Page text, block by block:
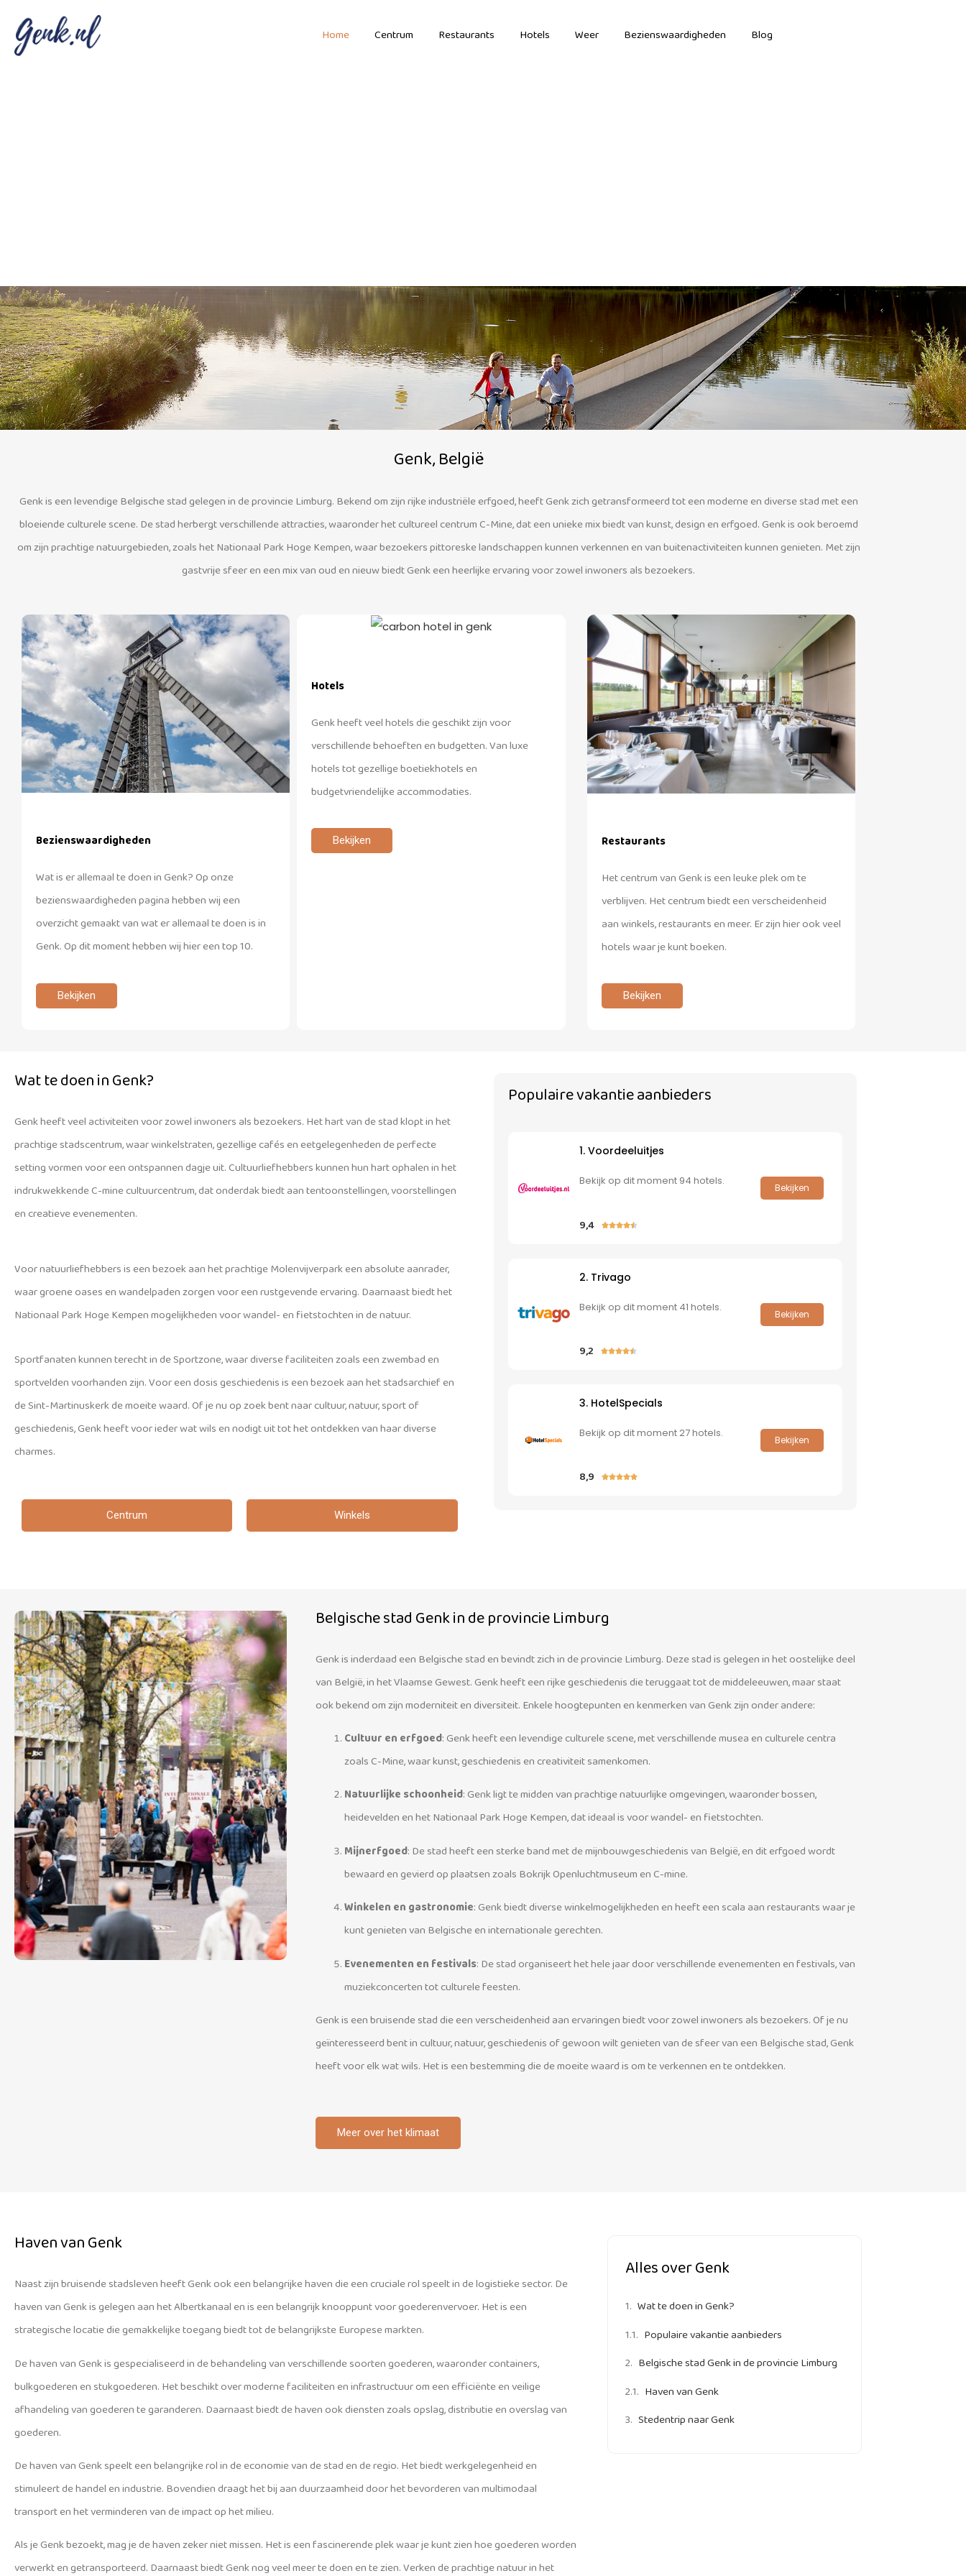
Home Centrum Restaurants Hotels Weer Bezienswaardigheden Blog
Genk, België
Genk is een levendige Belgische stad gelegen in de provincie Limburg. Bekend om zijn rijke industriële erfgoed, heeft Genk zich getransformeerd tot een moderne en diverse stad met een
bloeiende culturele scene. De stad herbergt verschillende attracties, waaronder het cultureel centrum C-Mine, dat een unieke mix biedt van kunst, design en erfgoed. Genk is ook beroemd
om zijn prachtige natuurgebieden, zoals het Nationaal Park Hoge Kempen, waar bezoekers pittoreske landschappen kunnen verkennen en van buitenactiviteiten kunnen genieten. Met zijn
gastvrije sfeer en een mix van oud en nieuw biedt Genk een heerlijke ervaring voor zowel inwoners als bezoekers.
Bezienswaardigheden
Wat is er allemaal te doen in Genk? Op onze
bezienswaardigheden pagina hebben wij een
overzicht gemaakt van wat er allemaal te doen is in
Genk. Op dit moment hebben wij hier een top 10.
Bekijken
Hotels
Genk heeft veel hotels die geschikt zijn voor
verschillende behoeften en budgetten. Van luxe
hotels tot gezellige boetiekhotels en
budgetvriendelijke accommodaties.
Bekijken Restaurants
Het centrum van Genk is een leuke plek om te
verblijven. Het centrum biedt een verscheidenheid
aan winkels, restaurants en meer. Er zijn hier ook veel
hotels waar je kunt boeken.
Bekijken
Wat te doen in Genk?
Genk heeft veel activiteiten voor zowel inwoners als bezoekers. Het hart van de stad klopt in het
prachtige stadscentrum, waar winkelstraten, gezellige cafés en eetgelegenheden de perfecte
setting vormen voor een ontspannen dagje uit. Cultuurliefhebbers kunnen hun hart ophalen in het
indrukwekkende C-mine cultuurcentrum, dat onderdak biedt aan tentoonstellingen, voorstellingen
en creatieve evenementen.
Voor natuurliefhebbers is een bezoek aan het prachtige Molenvijverpark een absolute aanrader,
waar groene oases en wandelpaden zorgen voor een rustgevende ervaring. Daarnaast biedt het
Nationaal Park Hoge Kempen mogelijkheden voor wandel- en fietstochten in de natuur.
Sportfanaten kunnen terecht in de Sportzone, waar diverse faciliteiten zoals een zwembad en
sportvelden voorhanden zijn. Voor een dosis geschiedenis is een bezoek aan het stadsarchief en
de Sint-Martinuskerk de moeite waard. Of je nu op zoek bent naar cultuur, natuur, sport of
geschiedenis, Genk heeft voor ieder wat wils en nodigt uit tot het ontdekken van haar diverse
charmes.
Centrum Winkels
Populaire vakantie aanbieders
1. Voordeeluitjes
Bekijk op dit moment 94 hotels.
9,4 
Bekijken
2. Trivago
Bekijk op dit moment 41 hotels.
9,2 
Bekijken
3. HotelSpecials
Bekijk op dit moment 27 hotels.
8,9 
Bekijken
Belgische stad Genk in de provincie Limburg
Genk is inderdaad een Belgische stad en bevindt zich in de provincie Limburg. Deze stad is gelegen in het oostelijke deel
van België, in het Vlaamse Gewest. Genk heeft een rijke geschiedenis die teruggaat tot de middeleeuwen, maar staat
ook bekend om zijn moderniteit en diversiteit. Enkele hoogtepunten en kenmerken van Genk zijn onder andere:
Cultuur en erfgoed: Genk heeft een levendige culturele scene, met verschillende musea en culturele centra
zoals C-Mine, waar kunst, geschiedenis en creativiteit samenkomen.
Natuurlijke schoonheid: Genk ligt te midden van prachtige natuurlijke omgevingen, waaronder bossen,
heidevelden en het Nationaal Park Hoge Kempen, dat ideaal is voor wandel- en fietstochten.
Mijnerfgoed: De stad heeft een sterke band met de mijnbouwgeschiedenis van België, en dit erfgoed wordt
bewaard en gevierd op plaatsen zoals Bokrijk Openluchtmuseum en C-mine.
Winkelen en gastronomie: Genk biedt diverse winkelmogelijkheden en heeft een scala aan restaurants waar je
kunt genieten van Belgische en internationale gerechten.
Evenementen en festivals: De stad organiseert het hele jaar door verschillende evenementen en festivals, van
muziekconcerten tot culturele feesten.
Genk is een bruisende stad die een verscheidenheid aan ervaringen biedt voor zowel inwoners als bezoekers. Of je nu
geïnteresseerd bent in cultuur, natuur, geschiedenis of gewoon wilt genieten van de sfeer van een Belgische stad, Genk
heeft voor elk wat wils. Het is een bestemming die de moeite waard is om te verkennen en te ontdekken.
Meer over het klimaat
Haven van Genk
Naast zijn bruisende stadsleven heeft Genk ook een belangrijke haven die een cruciale rol speelt in de logistieke sector. De
haven van Genk is gelegen aan het Albertkanaal en is een belangrijk knooppunt voor goederenvervoer. Het is een
strategische locatie die gemakkelijke toegang biedt tot de belangrijkste Europese markten.
De haven van Genk is gespecialiseerd in de behandeling van verschillende soorten goederen, waaronder containers,
bulkgoederen en stukgoederen. Het beschikt over moderne faciliteiten en infrastructuur om een efficiënte en veilige
afhandeling van goederen te garanderen. Daarnaast biedt de haven ook diensten zoals opslag, distributie en overslag van
goederen.
De haven van Genk speelt een belangrijke rol in de economie van de stad en de regio. Het biedt werkgelegenheid en
stimuleert de handel en industrie. Bovendien draagt het bij aan duurzaamheid door het bevorderen van multimodaal
transport en het verminderen van de impact op het milieu.
Als je Genk bezoekt, mag je de haven zeker niet missen. Het is een fascinerende plek waar je kunt zien hoe goederen worden
verwerkt en getransporteerd. Daarnaast biedt Genk nog veel meer te doen en te zien. Verken de prachtige natuur in het
Alles over Genk
Wat te doen in Genk?
Populaire vakantie aanbieders
Belgische stad Genk in de provincie Limburg
Haven van Genk
Stedentrip naar Genk